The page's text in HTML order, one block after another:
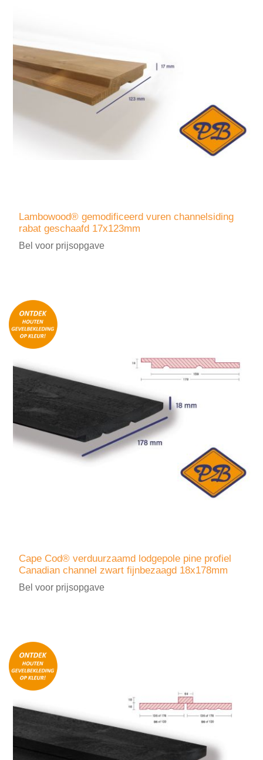
Lambowood® gemodificeerd vuren channelsiding
rabat geschaafd 17x123mm
Bel voor prijsopgave
Cape Cod® verduurzaamd lodgepole pine profiel
Canadian channel zwart fijnbezaagd 18x178mm
Bel voor prijsopgave